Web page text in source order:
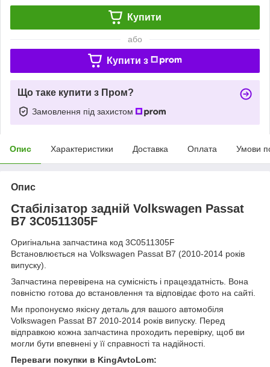
Купити
або
Купити з
Що таке купити з Пром?
Замовлення під захистом
Опис Характеристики Доставка Оплата Умови
Опис
Стабілізатор задній Volkswagen Passat
B7 3C0511305F
Оригінальна запчастина код 3C0511305F
Встановлюється на Volkswagen Passat B7 (2010-2014 років
випуску).
Запчастина перевірена на сумісність і працездатність. Вона
повністю готова до встановлення та відповідає фото на сайті.
Ми пропонуємо якісну деталь для вашого автомобіля
Volkswagen Passat B7 2010-2014 років випуску. Перед
відправкою кожна запчастина проходить перевірку, щоб ви
могли бути впевнені у її справності та надійності.
Переваги покупки в KingAvtoLom: